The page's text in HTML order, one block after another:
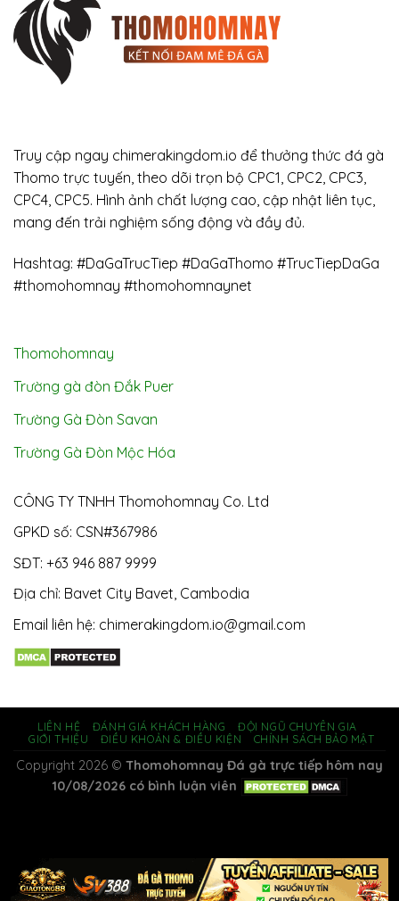
Truy cập ngay chimerakingdom.io để thưởng thức đá gà
Thomo trực tuyến, theo dõi trọn bộ CPC1, CPC2, CPC3,
CPC4, CPC5. Hình ảnh chất lượng cao, cập nhật liên tục,
mang đến trải nghiệm sống động và đầy đủ.
Hashtag: #DaGaTrucTiep #DaGaThomo #TrucTiepDaGa
#thomohomnay #thomohomnaynet
Thomohomnay
Trường gà đòn Đắk Puer
Trường Gà Đòn Savan
Trường Gà Đòn Mộc Hóa
CÔNG TY TNHH Thomohomnay Co. Ltd
GPKD số: CSN#367986
SĐT: +63 946 887 9999
Địa chỉ: Bavet City Bavet, Cambodia
Email liên hệ: chimerakingdom.io@gmail.com
LIÊN HỆ ĐÁNH GIÁ KHÁCH HÀNG
ĐỘI NGŨ CHUYÊN GIA
GIỚI THIỆU
ĐIỀU KHOẢN & ĐIỀU KIỆN CHÍNH SÁCH BẢO MẬT
Copyright 2026 © Thomohomnay Đá gà trực tiếp hôm nay
10/08/2026 có bình luận viên